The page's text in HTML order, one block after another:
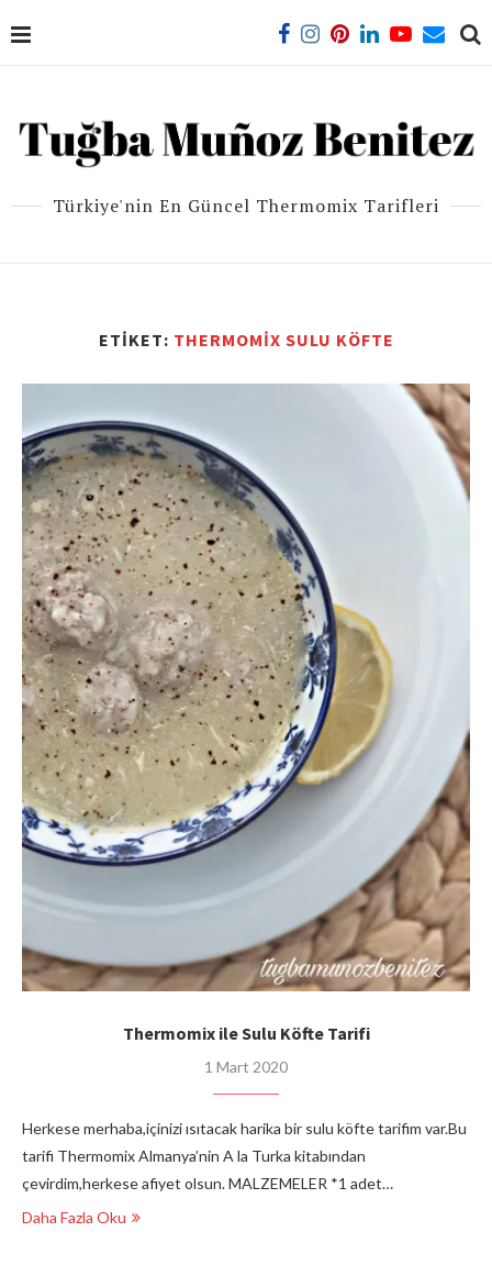
Türkiye'nin En Güncel Thermomix Tarifleri
ETIKET: THERMOMIX SULU KÖFTE
Thermomix ile Sulu Köfte Tarifi
1 Mart 2020
Herkese merhaba,içinizi ısıtacak harika bir sulu köfte tarifim var.Bu
tarifi Thermomix Almanya’nin A la Turka kitabından
çevirdim,herkese afiyet olsun. MALZEMELER *1 adet…
Daha Fazla Oku